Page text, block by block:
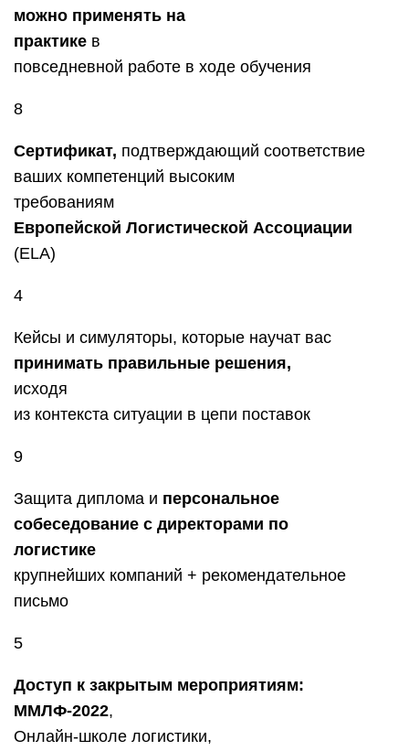
можно применять на
практике в
повседневной работе в ходе обучения
8
Сертификат, подтверждающий соответствие
ваших компетенций высоким
требованиям
Европейской Логистической Ассоциации
(ELA)
4
Кейсы и симуляторы, которые научат вас
принимать правильные решения,
исходя
из контекста ситуации в цепи поставок
9
Защита диплома и персональное
собеседование с директорами по
логистике
крупнейших компаний + рекомендательное
письмо
5
Доступ к закрытым мероприятиям:
ММЛФ-2022,
Онлайн-школе логистики,